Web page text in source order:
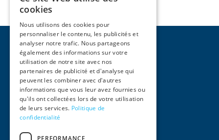
Pages
Accueil
Activités
International
cookies
Nous utilisons des cookies pour
personnaliser le contenu, les publicités et
analyser notre trafic. Nous partageons
également des informations sur votre
utilisation de notre site avec nos
partenaires de publicité et d'analyse qui
peuvent les combiner avec d'autres
informations que vous leur avez fournies ou
qu'ils ont collectées lors de votre utilisation
de leurs services. Politique de
confidentialité
PERFORMANCE